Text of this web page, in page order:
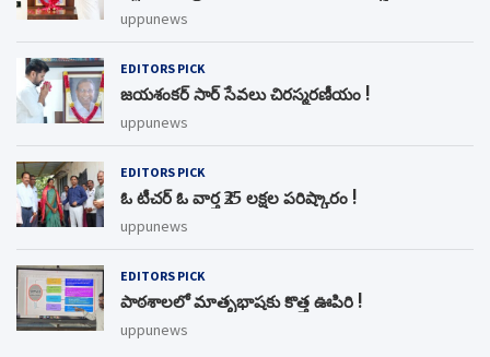
uppunews
EDITORS PICK
జయశంకర్ సార్ సేవలు చిరస్మరణీయం !
uppunews
EDITORS PICK
ఓ టీచర్ ఓ వార్త ₹25 లక్షల పరిష్కారం !
uppunews
EDITORS PICK
పాఠశాలలో మాతృభాషకు కొత్త ఊపిరి !
uppunews